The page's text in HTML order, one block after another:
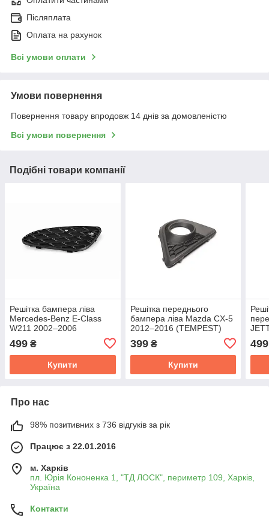
Післяплата
Оплата на рахунок
Всі умови оплати
Умови повернення
Повернення товару впродовж 14 днів за домовленістю
Всі умови повернення
Подібні товари компанії
Решітка бампера ліва
Mercedes-Benz E-Class
W211 2002–2006
(TEMPEST) 0350325911
499 ₴
Купити
Решітка переднього
бампера ліва Mazda CX-5
2012–2016 (TEMPEST)
399₴
Купити
499
Про нас
98% позитивних з 736 відгуків за рік
Працює з 22.01.2016
м. Харків
пл. Юрія Кононенка 1, "ТД ЛОСК", периметр 109, Харків,
Україна
Контакти